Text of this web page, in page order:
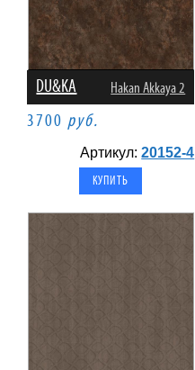
DU&KA Hakan Akkaya 2
3700 руб.
Артикул:20152-4